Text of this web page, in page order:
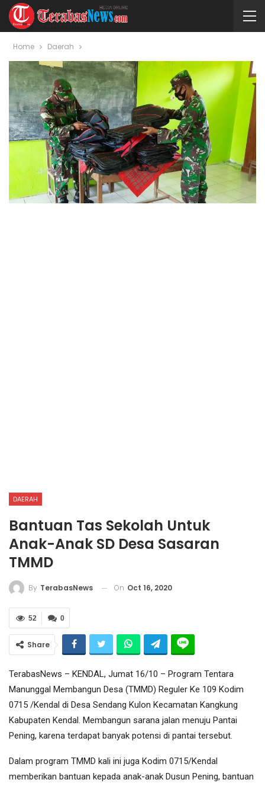
Home Daerah
DAERAH
Bantuan Tas Sekolah Untuk
Anak-Anak SD Desa Sasaran
TMMD
By TerabasNews On Oct 16, 2020
0
52
Share
TerabasNews – KENDAL, Jumat 16/10 – Program Tentara
Manunggal Membangun Desa (TMMD) Reguler Ke 109 Kodim
0715 /Kendal di Desa Sendang Kulon Kecamatan Kangkung
Kabupaten Kendal. Membangun sarana jalan menuju Pantai
Pening, karena terdapat banyak potensi di pantai tersebut.
Dalam program TMMD kali ini juga Kodim 0715/Kendal
memberikan bantuan kepada anak-anak Dusun Pening, bantuan